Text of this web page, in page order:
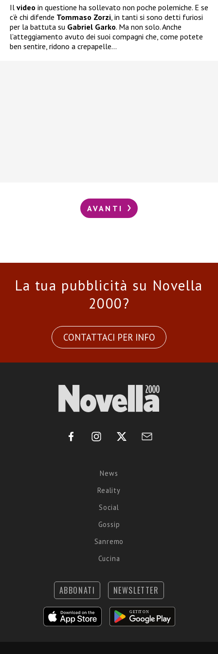
Il video in questione ha sollevato non poche polemiche. E se
c’è chi difende Tommaso Zorzi , in tanti si sono detti furiosi
per la battuta su Gabriel Garko. Ma non solo. Anche
l’atteggiamento avuto dei suoi compagni che, come potete
ben sentire, ridono a crepapelle…
AVANTI
La tua pubblicità su Novella
2000?
CONTATTACI PER INFO
News
Reality
Social
Gossip
Sanremo
Cucina
ABBONATI NEWSLETTER